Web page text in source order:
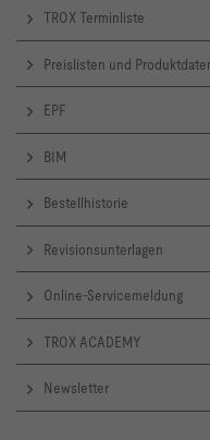
TROX Terminliste
Preislisten und
EPF
BIM
Bestellhistorie
Revisionsunterlagen
Online-Servicemeldung
TROX ACADEMY
Newsletter